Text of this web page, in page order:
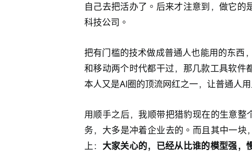
自己去把活办了。后来才注意到，做它
科技公司。
把有门槛的技术做成普通人也能用的东西
和移动两个时代都干过，那几款工具软件
本人又是AI圈的顶流网红之一，让普通人
用顺手之后，我顺带把猎豹现在的生意
务，大多是冲着企业去的。而且其中一
上： 大家关心的，已经从比谁的模型强，